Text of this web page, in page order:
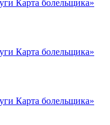
Карта болельщика»
Карта болельщика»
Карта болельщика»